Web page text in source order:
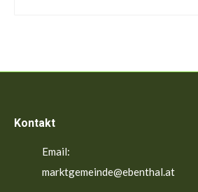
Kontakt
Email:
marktgemeinde@ebenthal.at